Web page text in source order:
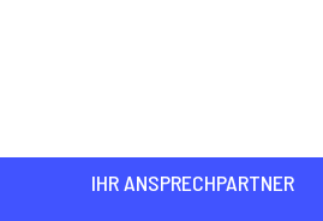
IHR ANSPRECHPARTNER